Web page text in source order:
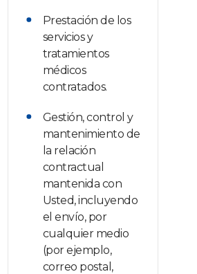
Prestación de los
servicios y
tratamientos
médicos
contratados.
Gestión, control y
mantenimiento de
la relación
contractual
mantenida con
Usted, incluyendo
el envío, por
cualquier medio
(por ejemplo,
correo postal,